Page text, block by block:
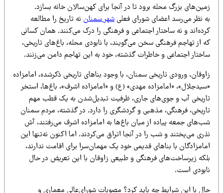
بزرگ محله برود تا در آنجا برای کهن‌سالان خانه بسازد.
نظر می‌رسد اعضای شورای فعلی شهر سمناننه تاریخ را مطالعه
و نه ساختار اجتماعی و فرهنگی را درک می‌کنند. همان کسانی
از تهاجم فرهنگی سخن می‌گویند، با نابودی محله، باغ‌های تاریخی،
اجتماعی و خاطرات گذشته، خود به این تهاجم دامن می‌زنند.
ورودی تاریخی سمنان، با وجود بناهای تاریخی ذکرشده، امامزاده
«امامزاده مهدی» (ع) و «امامزاده اشرف»، باغ‌ها، استخر
آب و جوی‌های جاری، ظرفیت تبدیل‌شدن به یک قطب مهم
فرهنگی، مذهبی و گردشگری را دارد. در گذشته، مردم سمنان
جمعه پیاده از میان باغ‌ها به امامزاده اشرف می‌رفتند، آش
می‌پختند و شب را در آنجا اتراق می‌کردند. اما اکنون نه‌تنها این
با بناهای قدیمی خود یک مهمان‌سرا برای اقامت ندارند،
زیرساخت‌های فرهنگی و طبیعی زاوقان با این تعریض در حال
است.
با این شرایط چه باید کرد؟ مصوبات شورای‌عالی معماری و